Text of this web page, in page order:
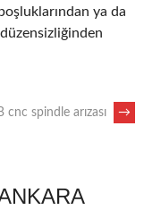
ya da
cnc spindle arızası →